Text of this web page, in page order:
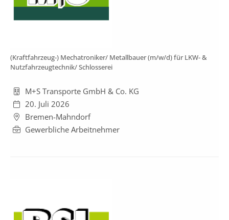
(Kraftfahrzeug-) Mechatroniker/ Metallbauer (m/w/d) für LKW- &
Nutzfahrzeugtechnik/ Schlosserei
M+S Transporte GmbH & Co. KG
20. Juli 2026
Bremen-Mahndorf
Gewerbliche Arbeitnehmer